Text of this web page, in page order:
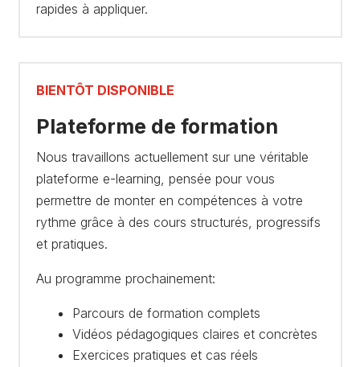
rapides à appliquer.
BIENTÔT DISPONIBLE
Plateforme de formation
Nous travaillons actuellement sur une véritable
plateforme e-learning, pensée pour vous
permettre de monter en compétences à votre
rythme grâce à des cours structurés, progressifs
et pratiques.
Au programme prochainement:
Parcours de formation complets
Vidéos pédagogiques claires et concrètes
Exercices pratiques et cas réels